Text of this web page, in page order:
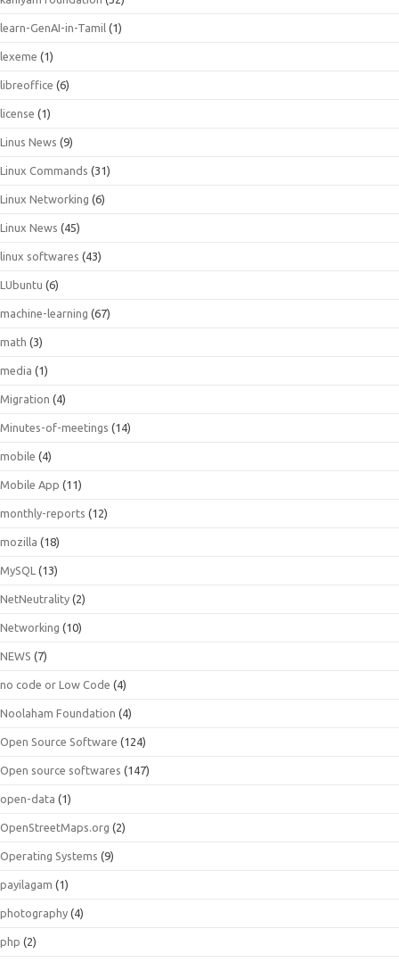
learn-GenAI-in-Tamil (1)
lexeme (1)
libreoffice (6)
license (1)
Linus News (9)
Linux Commands (31)
Linux Networking (6)
Linux News (45)
linux softwares (43)
LUbuntu (6)
machine-learning (67)
math (3)
media (1)
Migration (4)
Minutes-of-meetings (14)
mobile (4)
Mobile App (11)
monthly-reports (12)
mozilla (18)
MySQL (13)
NetNeutrality (2)
Networking (10)
NEWS (7)
no code or Low Code (4)
Noolaham Foundation (4)
Open Source Software (124)
Open source softwares (147)
open-data (1)
OpenStreetMaps.org (2)
Operating Systems (9)
payilagam (1)
photography (4)
php (2)